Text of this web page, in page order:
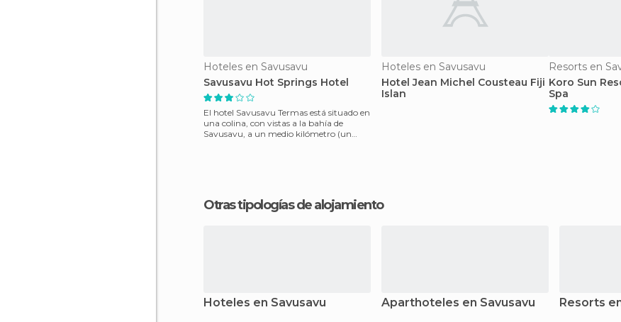
Hoteles en Savusavu
Savusavu Hot Springs Hotel
El hotel Savusavu Termas está situado en
una colina, con vistas a la bahía de
Savusavu, a un medio kilómetro (un
Hoteles en Savusavu
Hotel Jean Michel Cousteau Fiji
Islan
Resorts en
Koro Sun
Spa
Otras tipologías de alojamiento
Hoteles en Savusavu Aparthoteles en Savusavu Resorts